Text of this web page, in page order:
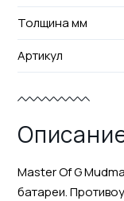
Толщина мм
Артикул
Master Of G
батареи.